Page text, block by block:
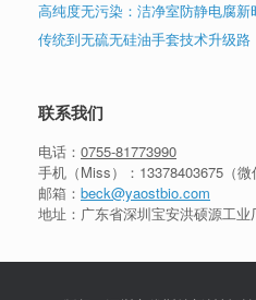
高纯度无污染：洁净室防静电腐新
传统到无硫无硅油手套技术升级路
联系我们
电话： 0755-81773990
手机（Miss）： 13378403675 （
邮箱： beck@yaostbio.com
地址：广东省深圳宝安洪硕源工业